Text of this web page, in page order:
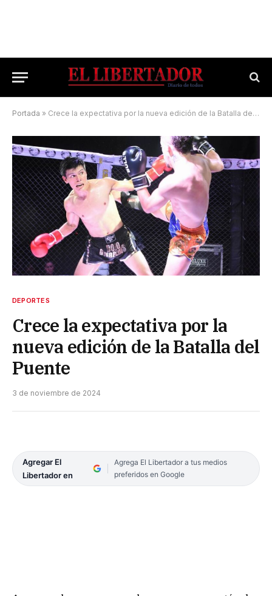
Portada » Crece la expectativa por la nueva edición de la Batalla del Puente
DEPORTES
Crece la expectativa por la
nueva edición de la Batalla del
Puente
3 de noviembre de 2024
Agregar El
Libertador en
Agrega El Libertador a tus medios
preferidos en Google